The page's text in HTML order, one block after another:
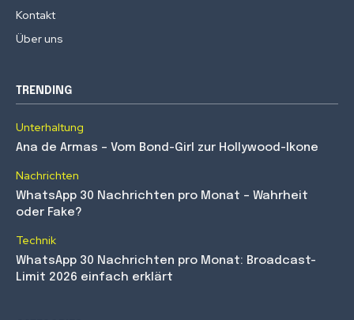
Kontakt
Über uns
TRENDING
Unterhaltung
Ana de Armas – Vom Bond-Girl zur Hollywood-Ikone
Nachrichten
WhatsApp 30 Nachrichten pro Monat – Wahrheit
oder Fake?
Technik
WhatsApp 30 Nachrichten pro Monat: Broadcast-
Limit 2026 einfach erklärt